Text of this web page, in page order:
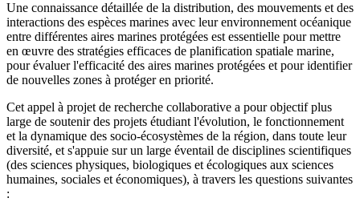
Une connaissance détaillée de la distribution, des mouvements et des
interactions des espèces marines avec leur environnement océanique
entre différentes aires marines protégées est essentielle pour mettre
en œuvre des stratégies efficaces de planification spatiale marine,
pour évaluer l'efficacité des aires marines protégées et pour identifier
de nouvelles zones à protéger en priorité.
Cet appel à projet de recherche collaborative a pour objectif plus
large de soutenir des projets étudiant l'évolution, le fonctionnement
et la dynamique des socio-écosystèmes de la région, dans toute leur
diversité, et s'appuie sur un large éventail de disciplines scientifiques
(des sciences physiques, biologiques et écologiques aux sciences
humaines, sociales et économiques), à travers les questions suivantes
: